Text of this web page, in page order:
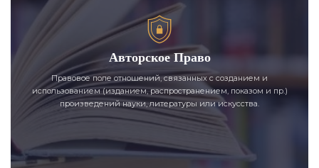
Авторское Право
Правовое поле отношений, связанных с созданием и
использованием (изданием, распространением, показом и пр.)
произведений науки, литературы или искусства.